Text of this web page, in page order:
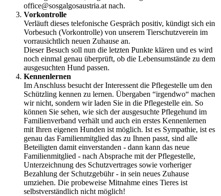
office@sosgalgosaustria.at nach.
Vorkontrolle
Verläuft dieses telefonische Gespräch positiv, kündigt sich ein
Vorbesuch (Vorkontrolle) von unserem Tierschutzverein im
vorrausichtlich neuen Zuhause an.
Dieser Besuch soll nun die letzten Punkte klären und es wird
noch einmal genau überprüft, ob die Lebensumstände zu dem
ausgesuchten Hund passen.
Kennenlernen
Im Anschluss besucht der Interessent die Pflegestelle um den
Schützling kennen zu lernen. Übergaben “irgendwo“ machen
wir nicht, sondern wir laden Sie in die Pflegestelle ein. So
können Sie sehen, wie sich der ausgesuchte Pflegehund im
Familienverband verhält und auch ein erstes Kennenlernen
mit Ihren eigenen Hunden ist möglich. Ist es Sympathie, ist es
genau das Familienmitglied das zu Ihnen passt, sind alle
Beteiligten damit einverstanden - dann kann das neue
Familienmitglied - nach Absprache mit der Pflegestelle,
Unterzeichnung des Schutzvertrages sowie vorheriger
Bezahlung der Schutzgebühr - in sein neues Zuhause
umziehen. Die probeweise Mitnahme eines Tieres ist
selbstverständlich nicht möglich!